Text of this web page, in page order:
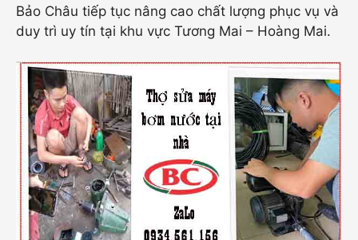
Bảo Châu tiếp tục nâng cao chất lượng phục vụ và
duy trì uy tín tại khu vực Tương Mai – Hoàng Mai.